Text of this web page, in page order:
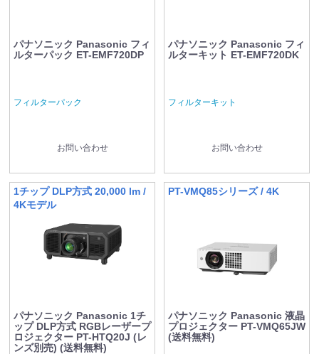
パナソニック Panasonic フィ
ルターパック ET-EMF720DP
フィルターパック
お問い合わせ
パナソニック Panasonic フィ
ルターキット ET-EMF720DK
フィルターキット
お問い合わせ
1チップ DLP方式 20,000 lm /
4Kモデル
パナソニック Panasonic 1チ
ップ DLP方式 RGBレーザープ
ロジェクター PT-HTQ20J (レ
ンズ別売) (送料無料)
PT-VMQ85シリーズ / 4K
パナソニック Panasonic 液晶
プロジェクター PT-VMQ65JW
(送料無料)